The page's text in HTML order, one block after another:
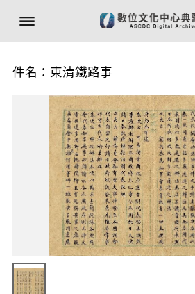
件名：東清鐵路事